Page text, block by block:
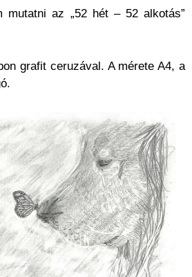
mutatni az „52 hét – 52 alkotás”
grafit ceruzával. A mérete A4, a